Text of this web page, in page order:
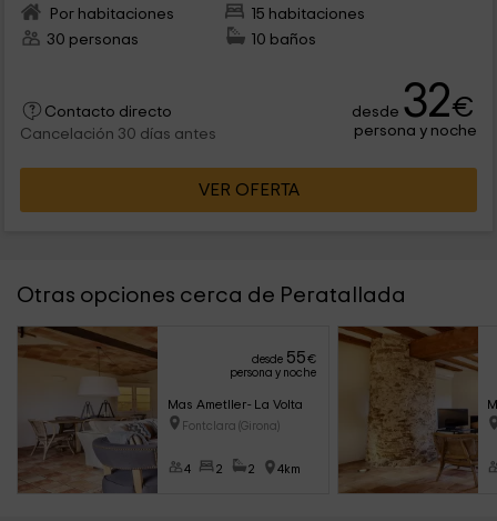
Por habitaciones
15 habitaciones
30 personas
10 baños
Contacto directo
Cancelación 30 días antes
desde 32€
persona y noche
VER OFERTA
Otras opciones cerca de Peratallada
desde 55€
persona y noche
Mas Ametller- La Volta
Fontclara (Girona)
4 2 2 4km